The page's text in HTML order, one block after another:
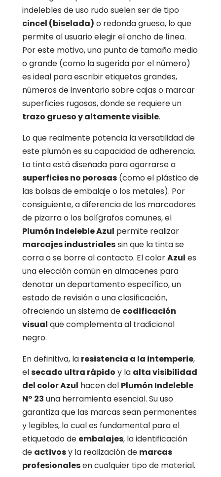
indelebles de uso rudo suelen ser de tipo
cincel (biselada) o redonda gruesa,lo que
permite al usuario elegir el ancho de línea.
Por este motivo,una punta de tamaño medio
o grande (como la sugerida por el número)
es ideal para escribir etiquetas grandes,
números de inventario sobre cajas o marcar
superficies rugosas,donde se requiere un
trazo grueso y altamente visible.
Lo que realmente potencia la versatilidad de
este plumón es su capacidad de adherencia.
La tinta está diseñada para agarrarse a
superficies no porosas(como el plástico de
las bolsas de embalaje o los metales). Por
consiguiente,a diferencia de los marcadores
de pizarra o los bolígrafos comunes,el
Plumón Indeleble Azul permite realizar
marcajes industrialessin que la tinta se
corra o se borre al contacto. El colorAzul es
una elección común en almacenes para
denotar un departamento específico,un
estado de revisión o una clasificación,
ofreciendo un sistema de codificación
visual que complementa al tradicional
negro.
En definitiva,la resistencia a la intemperie,
elsecado ultra rápido y la alta visibilidad
del color Azul hacen del Plumón Indeleble
N° 23 una herramienta esencial. Su uso
garantiza que las marcas sean permanentes
y legibles,lo cual es fundamental para el
etiquetado de embalajes,la identificación
de activosy la realización de marcas
profesionalesen cualquier tipo de material.